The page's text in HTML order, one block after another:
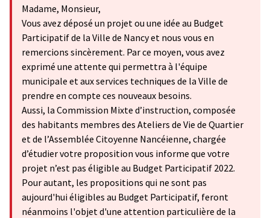
Madame, Monsieur,
Vous avez déposé un projet ou une idée au Budget
Participatif de la Ville de Nancy et nous vous en
remercions sincèrement. Par ce moyen, vous avez
exprimé une attente qui permettra à l'équipe
municipale et aux services techniques de la Ville de
prendre en compte ces nouveaux besoins.
Aussi, la Commission Mixte d’instruction, composée
des habitants membres des Ateliers de Vie de Quartier
et de l’Assemblée Citoyenne Nancéienne, chargée
d’étudier votre proposition vous informe que votre
projet n’est pas éligible au Budget Participatif 2022.
Pour autant, les propositions qui ne sont pas
aujourd'hui éligibles au Budget Participatif, feront
néanmoins l'objet d'une attention particulière de la